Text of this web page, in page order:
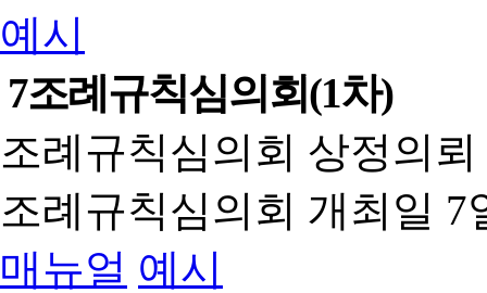
예시
7조례규칙심의회(1차)
조례규칙심의회 상정의
조례규칙심의회 개최일 7
매뉴얼 예시